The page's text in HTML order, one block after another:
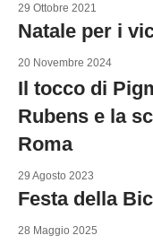
29 Ottobre 2021
Natale per i
20 Novembre 2024
Il tocco di
Rubens e la
Roma
29 Agosto 2023
Festa della
28 Maggio 2025